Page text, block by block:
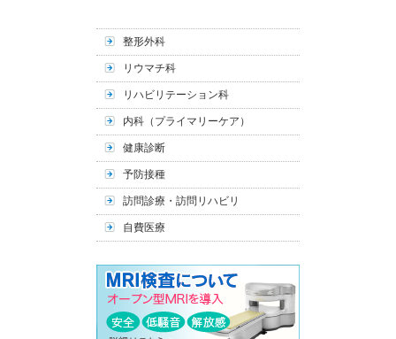
整形外科
リウマチ科
リハビリテーション科
内科（プライマリーケア）
健康診断
予防接種
訪問診療・訪問リハビリ
自費医療